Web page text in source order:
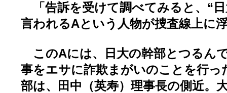
「告訴を受けて調べてみると、“
言われるAという人物が捜査線上に
このAには、日大の幹部とつるん
事をエサに詐欺まがいのことを行っ
部は、田中（英寿）理事長の側近。